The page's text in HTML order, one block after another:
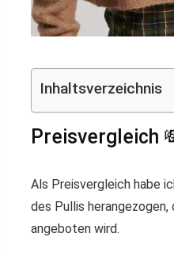
Inhaltsverzeichnis
Preisvergleich
Als Preisvergleich habe
des Pullis herangezogen,
angeboten wird.